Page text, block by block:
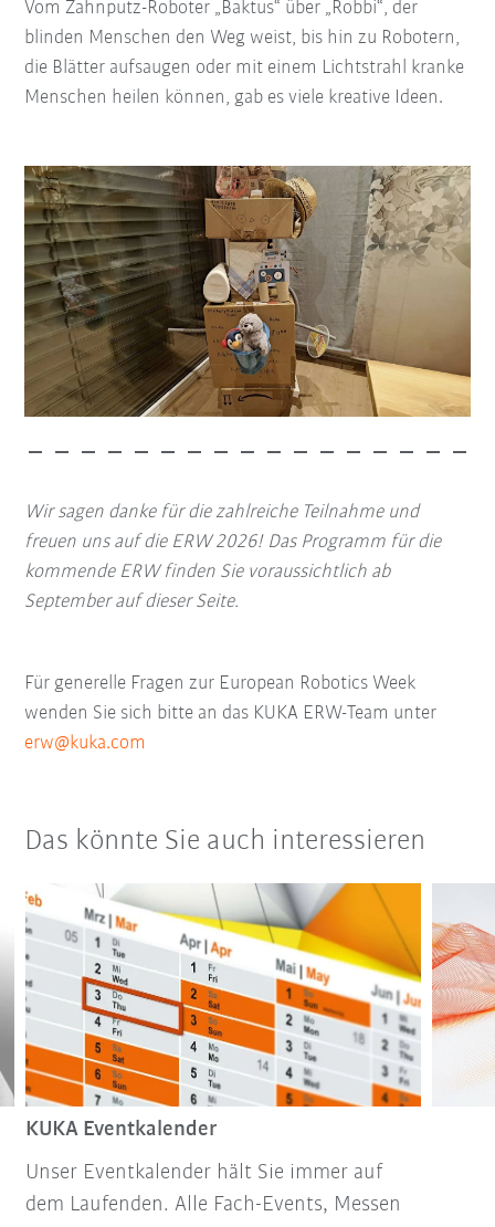
Vom Zahnputz-Roboter „Baktus“ über „Robbi“, der
blinden Menschen den Weg weist, bis hin zu Robotern,
die Blätter aufsaugen oder mit einem Lichtstrahl kranke
Menschen heilen können, gab es viele kreative Ideen.
Wir sagen danke für die zahlreiche Teilnahme und
freuen uns auf die ERW 2026! Das Programm für die
kommende ERW finden Sie voraussichtlich ab
September auf dieser Seite.
Für generelle Fragen zur European Robotics Week
wenden Sie sich bitte an das KUKA ERW-Team unter
erw@kuka.com
Das könnte Sie auch interessieren
KUKA Eventkalender
Unser Eventkalender hält Sie immer auf
dem Laufenden. Alle Fach-Events, Messen